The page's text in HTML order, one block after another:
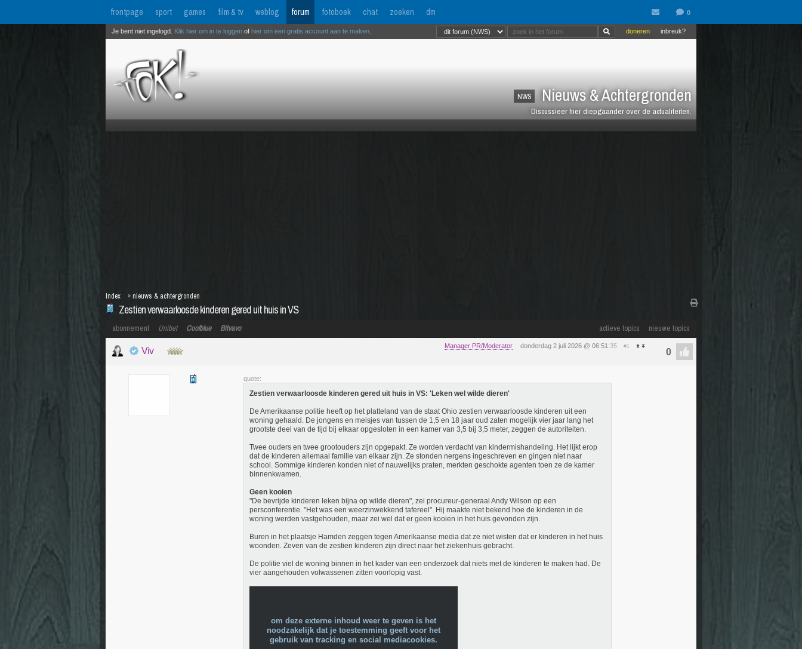
frontpage sport games film & tv weblog forum fotoboek chat zoeken dm
NWS Nieuws & Achtergronden
Discussieer hier diepgaander over de actualiteiten.
inbreuk?
doneren
Je bent niet ingelogd. Klik hier om in te loggen of hier om een gratis account aan te maken
Zestien verwaarloosde kinderen gered uit huis in VS
Index » nieuws & achtergronden
actieve topics nieuwe topics
abonnement Unibet Coolblue Bitvavo
Manager PR/Moderator donderdag 2 juli 2026 @ 06:51 :35 #1
Viv
quote:
Zestien verwaarloosde kinderen gered uit huis in VS: 'Leken wel wilde dieren'
De Amerikaanse politie heeft op het platteland van de staat Ohio zestien verwaarloosde kinderen uit een
woning gehaald. De jongens en meisjes van tussen de 1,5 en 18 jaar oud zaten mogelijk vier jaar lang het
grootste deel van de tijd bij elkaar opgesloten in een kamer van 3,5 bij 3,5 meter, zeggen de autoriteiten.
Twee ouders en twee grootouders zijn opgepakt. Ze worden verdacht van kindermishandeling. Het lijkt erop
dat de kinderen allemaal familie van elkaar zijn. Ze stonden nergens ingeschreven en gingen niet naar
school. Sommige kinderen konden niet of nauwelijks praten, merkten geschokte agenten toen ze de kamer
binnenkwamen.
Geen kooien
"De bevrijde kinderen leken bijna op wilde dieren", zei procureur-generaal Andy Wilson op een
persconferentie. "Het was een weerzinwekkend tafereel". Hij maakte niet bekend hoe de kinderen in de
woning werden vastgehouden, maar zei wel dat er geen kooien in het huis gevonden zijn.
Buren in het plaatsje Hamden zeggen tegen Amerikaanse media dat ze niet wisten dat er kinderen in het huis
woonden. Zeven van de zestien kinderen zijn direct naar het ziekenhuis gebracht.
De politie viel de woning binnen in het kader van een onderzoek dat niets met de kinderen te maken had. De
vier aangehouden volwassenen zitten voorlopig vast.
om deze externe inhoud weer te geven is het
noodzakelijk dat je toestemming geeft voor het
gebruik van tracking en social mediacookies.